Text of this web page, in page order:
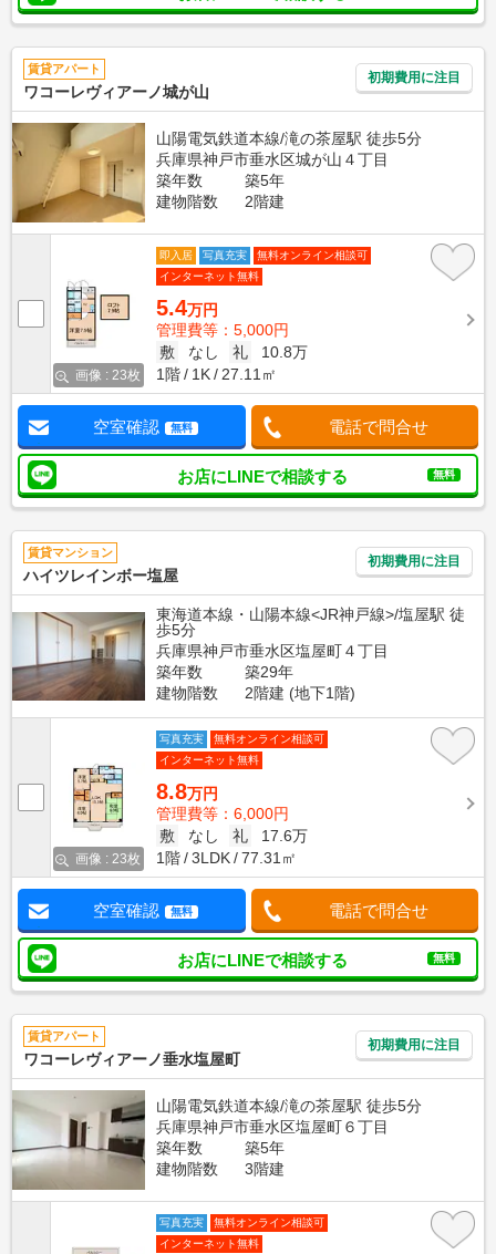
賃貸アパート
ワコーレヴィアーノ城が山
初期費用に注目
山陽電気鉄道本線/滝の茶屋駅 徒歩5分
兵庫県神戸市垂水区城が山４丁目
築年数
築5年
建物階数
2階建
画像 : 23枚
即入居 写真充実
無料オンライン相談可
インターネット無料
5.4万円
管理費等：5,000円
敷
なし 礼
10.8万
1階
1K 27.11㎡
空室確認 無料 電話で問合せ
お店にLINEで相談する 無料
賃貸マンション
ハイツレインボー塩屋
初期費用に注目
東海道本線・山陽本線<JR神戸線>/塩屋駅 徒
歩5分
兵庫県神戸市垂水区塩屋町４丁目
築年数
築29年
建物階数
2階建 (地下1階)
画像 : 23枚
写真充実
無料オンライン相談可
インターネット無料
8.8万円
管理費等：6,000円
敷
なし 礼
17.6万
1階
3LDK 77.31㎡
空室確認 無料 電話で問合せ
お店にLINEで相談する 無料
賃貸アパート
ワコーレヴィアーノ垂水塩屋町
初期費用に注目
山陽電気鉄道本線/滝の茶屋駅 徒歩5分
兵庫県神戸市垂水区塩屋町６丁目
築年数
築5年
建物階数
3階建
写真充実
無料オンライン相談可
インターネット無料